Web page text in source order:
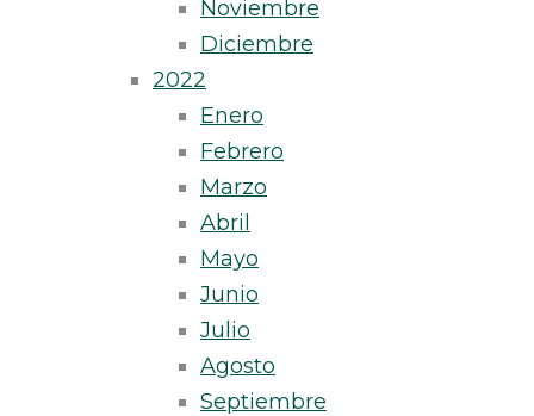
Noviembre
Diciembre
2022
Enero
Febrero
Marzo
Abril
Mayo
Junio
Julio
Agosto
Septiembre